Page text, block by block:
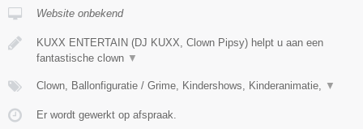
Website onbekend
KUXX ENTERTAIN (DJ KUXX, Clown Pipsy) helpt u aan een
fantastische clown ▼
Clown, Ballonfiguratie / Grime, Kindershows, Kinderanimatie, ▼
Er wordt gewerkt op afspraak.